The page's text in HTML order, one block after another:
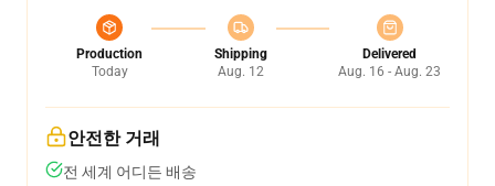
Production
Today
Shipping
Aug. 12
Delivered
Aug. 16 - Aug. 23
안전한 거래
전 세계 어디든 배송